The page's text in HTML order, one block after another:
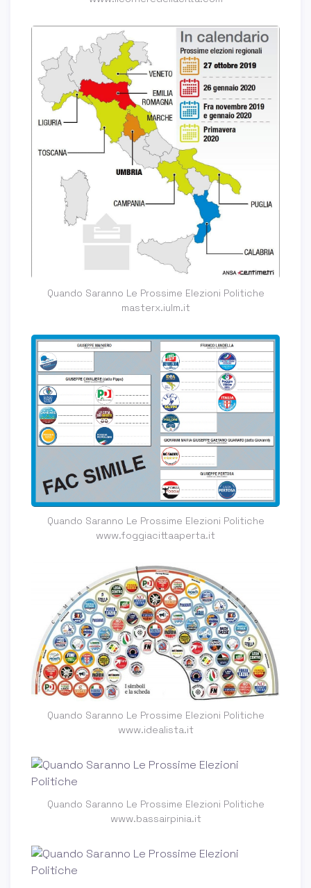
Quando Saranno Le Prossime Elezioni Politiche
masterx.iulm.it
Quando Saranno Le Prossime Elezioni Politiche
www.foggiacittaaperta.it
Quando Saranno Le Prossime Elezioni Politiche
www.idealista.it
Quando Saranno Le Prossime Elezioni Politiche
www.bassairpinia.it